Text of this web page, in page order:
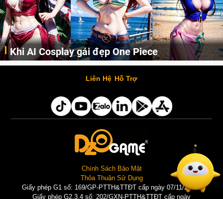
Khi AI Cosplay gái đẹp One Piece
Những cô nàng nóng bỏng Boa Hancock, Nico Robin, Nami, Yamato hay Perona được AI vẽ lại dưới hình thức Cosplay cực kỳ chuẩn chỉnh.
Liên Hệ Hỗ Trợ
Chính Sách Bảo Mật
Thỏa Thuận Sử Dụng
Giấy phép G1 số: 169/GP-PTTH&TTĐT cấp ngày 07/11/2025 |
Giấy phép G2,3,4 số: 202/GXN-PTTH&TTĐT cấp ngày